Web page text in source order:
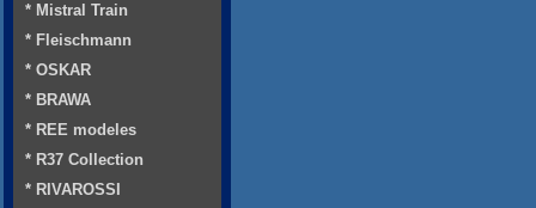
* Mistral Train
* Fleischmann
* OSKAR
* BRAWA
* REE modeles
* R37 Collection
* RIVAROSSI